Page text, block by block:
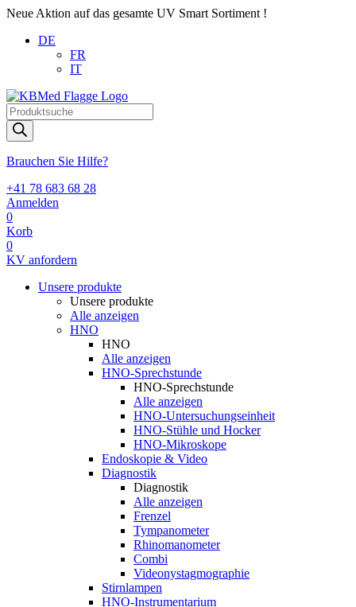
Neue Aktion auf das gesamte UV Smart Sortiment !
DE
FR
IT
Products
search
Brauchen Sie Hilfe?
+41 78 683 68 28
Anmelden
0
Korb
0
KV anfordern
Unsere produkte
Unsere produkte
Alle anzeigen
HNO
HNO
Alle anzeigen
HNO-Sprechstunde
HNO-Sprechstunde
Alle anzeigen
HNO-Untersuchungseinheit
HNO-Stühle und Hocker
HNO-Mikroskope
Endoskopie & Video
Diagnostik
Diagnostik
Alle anzeigen
Frenzel
Tympanometer
Rhinomanometer
Combi
Videonystagmographie
Stirnlampen
HNO-Instrumentarium